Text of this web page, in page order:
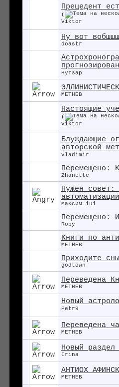
Прецедент
(
Viktor
Ну вот
doastr
Нугзар
METHEB
Настоящие
(
Viktor
Блуждающие
авторской
Vladimir
Перемещено:
Zhanette
Нужен совет:
Максим iui
Перемещено:
Roby
Книги по
METHEB
Приходите
godtown
Переведена
METHEB
Новый
Petr9
Переведена
METHEB
Новый раздел
Irina
АНТИОХ
METHEB